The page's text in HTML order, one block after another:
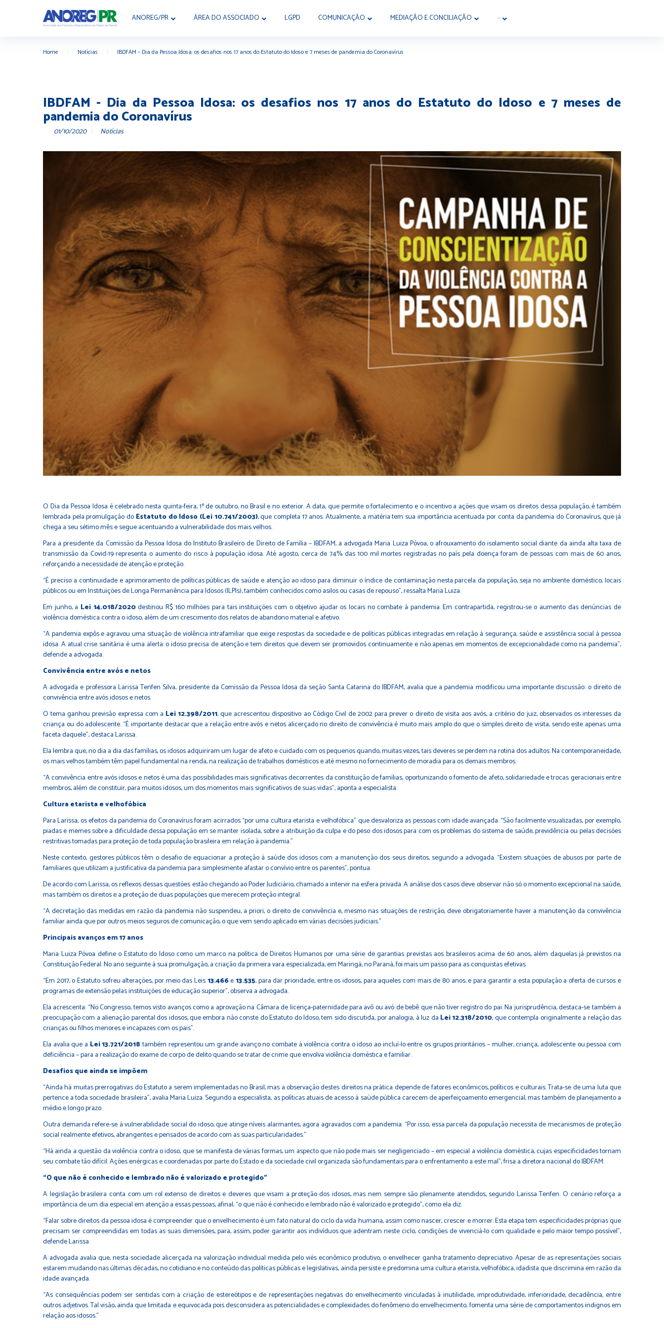
ANOREG/PR ÁREA DO ASSOCIADO LGPD COMUNICAÇÃO MEDIAÇÃO E CONCILIAÇÃO ···
Home Notícias IBDFAM – Dia da Pessoa Idosa: os desafios nos 17 anos do Estatuto do Idoso e 7 meses de pandemia do Coronavírus
IBDFAM - Dia da Pessoa Idosa: os desafios nos 17 anos do Estatuto do Idoso e 7 meses de
pandemia do Coronavírus
01/10/2020 Notícias
O Dia da Pessoa Idosa é celebrado nesta quinta-feira, 1º de outubro, no Brasil e no exterior. A data, que permite o fortalecimento e o incentivo a ações que visam os direitos dessa população, é também
lembrada pela promulgação do Estatuto do Idoso (Lei 10.741/2003), que completa 17 anos. Atualmente, a matéria tem sua importância acentuada por conta da pandemia do Coronavírus, que já
chega a seu sétimo mês e segue acentuando a vulnerabilidade dos mais velhos.
Para a presidente da Comissão da Pessoa Idosa do Instituto Brasileiro de Direito de Família – IBDFAM, a advogada Maria Luiza Póvoa, o afrouxamento do isolamento social diante da ainda alta taxa de
transmissão da Covid-19 representa o aumento do risco à população idosa. Até agosto, cerca de 74% das 100 mil mortes registradas no país pela doença foram de pessoas com mais de 60 anos,
reforçando a necessidade de atenção e proteção.
“É preciso a continuidade e aprimoramento de políticas públicas de saúde e atenção ao idoso para diminuir o índice de contaminação nesta parcela da população, seja no ambiente doméstico, locais
públicos ou em Instituições de Longa Permanência para Idosos (ILPIs), também conhecidos como asilos ou casas de repouso”, ressalta Maria Luiza.
Em junho, a Lei 14.018/2020destinou R$ 160 milhões para tais instituições com o objetivo ajudar os locais no combate à pandemia. Em contrapartida, registrou-se o aumento das denúncias de
violência doméstica contra o idoso, além de um crescimento dos relatos de abandono material e afetivo.
“A pandemia expôs e agravou uma situação de violência intrafamiliar que exige respostas da sociedade e de políticas públicas integradas em relação à segurança, saúde e assistência social à pessoa
idosa. A atual crise sanitária é uma alerta: o idoso precisa de atenção e tem direitos que devem ser promovidos continuamente e não apenas em momentos de excepcionalidade como na pandemia”,
defende a advogada.
Convivência entre avós e netos
A advogada e professora Larissa Tenfen Silva, presidente da Comissão da Pessoa Idosa da seção Santa Catarina do IBDFAM, avalia que a pandemia modificou uma importante discussão: o direito de
convivência entre avós idosos e netos.
O tema ganhou previsão expressa com a Lei 12.398/2011, que acrescentou dispositivo ao Código Civil de 2002 para prever o direito de visita aos avós, a critério do juiz, observados os interesses da
criança ou do adolescente. “É importante destacar que a relação entre avós e netos alicerçado no direito de convivência é muito mais amplo do que o simples direito de visita, sendo este apenas uma
faceta daquele”, destaca Larissa.
Ela lembra que, no dia a dia das famílias, os idosos adquiriram um lugar de afeto e cuidado com os pequenos quando, muitas vezes, tais deveres se perdem na rotina dos adultos. Na contemporaneidade,
os mais velhos também têm papel fundamental na renda, na realização de trabalhos domésticos e até mesmo no fornecimento de moradia para os demais membros.
“A convivência entre avós idosos e netos é uma das possibilidades mais significativas decorrentes da constituição de famílias, oportunizando o fomento de afeto, solidariedade e trocas geracionais entre
membros, além de constituir, para muitos idosos, um dos momentos mais significativos de suas vidas”, aponta a especialista.
Cultura etarista e velhofóbica
Para Larissa, os efeitos da pandemia do Coronavírus foram acirrados “por uma cultura etarista e velhofóbica” que desvaloriza as pessoas com idade avançada. “São facilmente visualizadas, por exemplo,
piadas e memes sobre a dificuldade dessa população em se manter isolada, sobre a atribuição da culpa e do peso dos idosos para com os problemas do sistema de saúde, previdência ou pelas decisões
restritivas tomadas para proteção de toda população brasileira em relação à pandemia.”
Neste contexto, gestores públicos têm o desafio de equacionar a proteção à saúde dos idosos com a manutenção dos seus direitos, segundo a advogada. “Existem situações de abusos por parte de
familiares que utilizam a justificativa da pandemia para simplesmente afastar o convívio entre os parentes”, pontua.
De acordo com Larissa, os reflexos dessas questões estão chegando ao Poder Judiciário, chamado a intervir na esfera privada. A análise dos casos deve observar não só o momento excepcional na saúde,
mas também os direitos e a proteção de duas populações que merecem proteção integral.
“A decretação das medidas em razão da pandemia não suspendeu, a priori, o direito de convivência e, mesmo nas situações de restrição, deve obrigatoriamente haver a manutenção da convivência
familiar ainda que por outros meios seguros de comunicação, o que vem sendo aplicado em várias decisões judiciais.”
Principais avanços em 17 anos
Maria Luiza Póvoa define o Estatuto do Idoso como um marco na política de Direitos Humanos por uma série de garantias previstas aos brasileiros acima de 60 anos, além daquelas já previstos na
Constituição Federal. No ano seguinte à sua promulgação, a criação da primeira vara especializada, em Maringá, no Paraná, foi mais um passo para as conquistas efetivas.
“Em 2017, o Estatuto sofreu alterações, por meio das Leis13.466e13.535, para dar prioridade, entre os idosos, para aqueles com mais de 80 anos; e para garantir a esta população a oferta de cursos e
programas de extensão pelas instituições de educação superior”, observa a advogada.
Ela acrescenta: “No Congresso, temos visto avanços como a aprovação na Câmara de licença-paternidade para avô ou avó de bebê que não tiver registro do pai. Na jurisprudência, destaca-se também a
preocupação com a alienação parental dos idosos, que embora não conste do Estatuto do Idoso, tem sido discutida, por analogia, à luz da Lei 12.318/2010, que contempla originalmente a relação das
crianças ou filhos menores e incapazes com os pais”.
Ela avalia que a Lei 13.721/2018também representou um grande avanço no combate à violência contra o idoso ao incluí-lo entre os grupos prioritários – mulher, criança, adolescente ou pessoa com
deficiência – para a realização do exame de corpo de delito quando se tratar de crime que envolva violência doméstica e familiar.
Desafios que ainda se impõem
“Ainda há muitas prerrogativas do Estatuto a serem implementadas no Brasil, mas a observação destes direitos na prática depende de fatores econômicos, políticos e culturais. Trata-se de uma luta que
pertence a toda sociedade brasileira”, avalia Maria Luiza. Segundo a especialista, as políticas atuais de acesso à saúde pública carecem de aperfeiçoamento emergencial, mas também de planejamento a
médio e longo prazo.
Outra demanda refere-se à vulnerabilidade social do idoso, que atinge níveis alarmantes, agora agravados com a pandemia. “Por isso, essa parcela da população necessita de mecanismos de proteção
social realmente efetivos, abrangentes e pensados de acordo com as suas particularidades.”
“Há ainda a questão da violência contra o idoso, que se manifesta de várias formas, um aspecto que não pode mais ser negligenciado – em especial a violência doméstica, cujas especificidades tornam
seu combate tão difícil. Ações enérgicas e coordenadas por parte do Estado e da sociedade civil organizada são fundamentais para o enfrentamento a este mal”, frisa a diretora nacional do IBDFAM.
“O que não é conhecido e lembrado não é valorizado e protegido”
A legislação brasileira conta com um rol extenso de direitos e deveres que visam a proteção dos idosos, mas nem sempre são plenamente atendidos, segundo Larissa Tenfen. O cenário reforça a
importância de um dia especial em atenção a essas pessoas, afinal, “o que não é conhecido e lembrado não é valorizado e protegido”, como ela diz.
“Falar sobre direitos da pessoa idosa é compreender que o envelhecimento é um fato natural do ciclo da vida humana, assim como nascer, crescer e morrer. Esta etapa tem especificidades próprias que
precisam ser compreendidas em todas as suas dimensões, para, assim, poder garantir aos indivíduos que adentram neste ciclo, condições de vivenciá-lo com qualidade e pelo maior tempo possível”,
defende Larissa.
A advogada avalia que, nesta sociedade alicerçada na valorização individual medida pelo viés econômico produtivo, o envelhecer ganha tratamento depreciativo. Apesar de as representações sociais
estarem mudando nas últimas décadas, no cotidiano e no conteúdo das políticas públicas e legislativas, ainda persiste e predomina uma cultura etarista, velhofóbica, idadista que discrimina em razão da
idade avançada.
“As consequências podem ser sentidas com a criação de estereótipos e de representações negativas do envelhecimento vinculadas à inutilidade, improdutividade, inferioridade, decadência, entre
outros adjetivos. Tal visão, ainda que limitada e equivocada pois desconsidera as potencialidades e complexidades do fenômeno do envelhecimento, fomenta uma série de comportamentos indignos em
relação aos idosos.”